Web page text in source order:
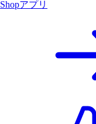
Shopアプリ